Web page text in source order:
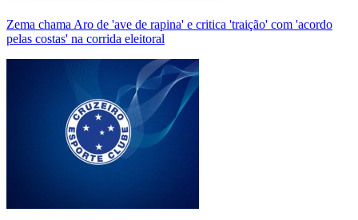
Zema chama Aro de 'ave de rapina' e critica 'traição' com 'acordo
pelas costas' na corrida eleitoral